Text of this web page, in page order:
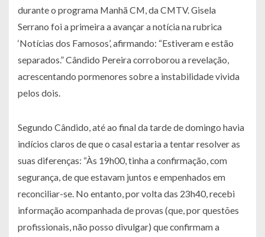
durante o programa Manhã CM, da CMTV. Gisela
Serrano foi a primeira a avançar a notícia na rubrica
‘Notícias dos Famosos’, afirmando: “Estiveram e estão
separados.” Cândido Pereira corroborou a revelação,
acrescentando pormenores sobre a instabilidade vivida
pelos dois.
Segundo Cândido, até ao final da tarde de domingo havia
indícios claros de que o casal estaria a tentar resolver as
suas diferenças: “Às 19h00, tinha a confirmação, com
segurança, de que estavam juntos e empenhados em
reconciliar-se. No entanto, por volta das 23h40, recebi
informação acompanhada de provas (que, por questões
profissionais, não posso divulgar) que confirmam a